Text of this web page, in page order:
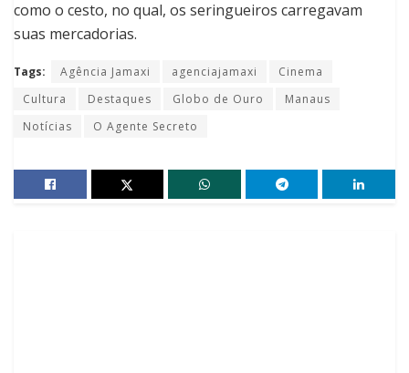
como o cesto, no qual, os seringueiros carregavam
suas mercadorias.
Tags: Agência Jamaxi agenciajamaxi
Cinema
Cultura
Destaques Globo de Ouro
Manaus
Notícias
O Agente Secreto